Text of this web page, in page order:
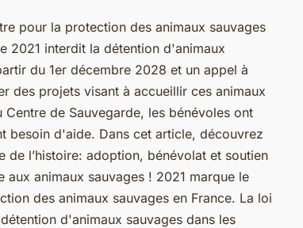
pour la protection des animaux sauvages
2021 interdit la détention d'animaux
du 1er décembre 2028 et un appel à
des projets visant à accueillir ces animaux
de Sauvegarde, les bénévoles ont
besoin d'aide. Dans cet article, découvrez
l’histoire: adoption, bénévolat et soutien
animaux sauvages ! 2021 marque le
des animaux sauvages en France. La loi
d'animaux sauvages dans les